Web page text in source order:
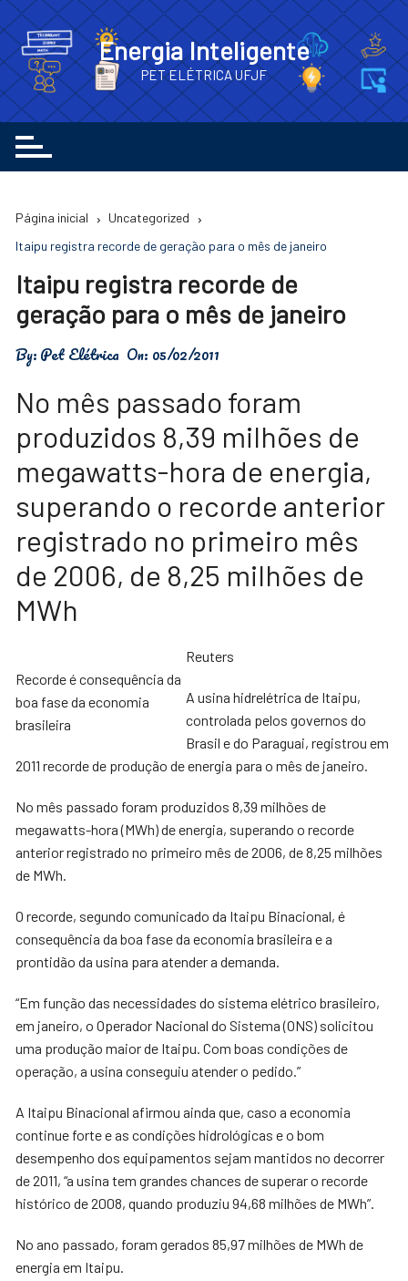
para
o
conteúdo
Energia Inteligente
PET ELÉTRICA UFJF
Página inicial
Uncategorized
Itaipu registra recorde de geração para o mês de janeiro
Itaipu registra recorde de
geração para o mês de janeiro
By:Pet Elétrica On: 05/02/2011
No mês passado foram
produzidos 8,39 milhões de
megawatts-hora de energia,
superando o recorde anterior
registrado no primeiro mês
de 2006, de 8,25 milhões de
MWh
Recorde é consequência da
boa fase da economia
brasileira
Reuters
A usina hidrelétrica de Itaipu,
controlada pelos governos do
Brasil e do Paraguai, registrou em
2011 recorde de produção de energia para o mês de janeiro.
No mês passado foram produzidos 8,39 milhões de
megawatts-hora (MWh) de energia, superando o recorde
anterior registrado no primeiro mês de 2006, de 8,25 milhões
de MWh.
O recorde, segundo comunicado da Itaipu Binacional, é
consequência da boa fase da economia brasileira e a
prontidão da usina para atender a demanda.
“Em função das necessidades do sistema elétrico brasileiro,
em janeiro, o Operador Nacional do Sistema (ONS) solicitou
uma produção maior de Itaipu. Com boas condições de
operação, a usina conseguiu atender o pedido.”
A Itaipu Binacional afirmou ainda que, caso a economia
continue forte e as condições hidrológicas e o bom
desempenho dos equipamentos sejam mantidos no decorrer
de 2011, “a usina tem grandes chances de superar o recorde
histórico de 2008, quando produziu 94,68 milhões de MWh”.
No ano passado, foram gerados 85,97 milhões de MWh de
energia em Itaipu.